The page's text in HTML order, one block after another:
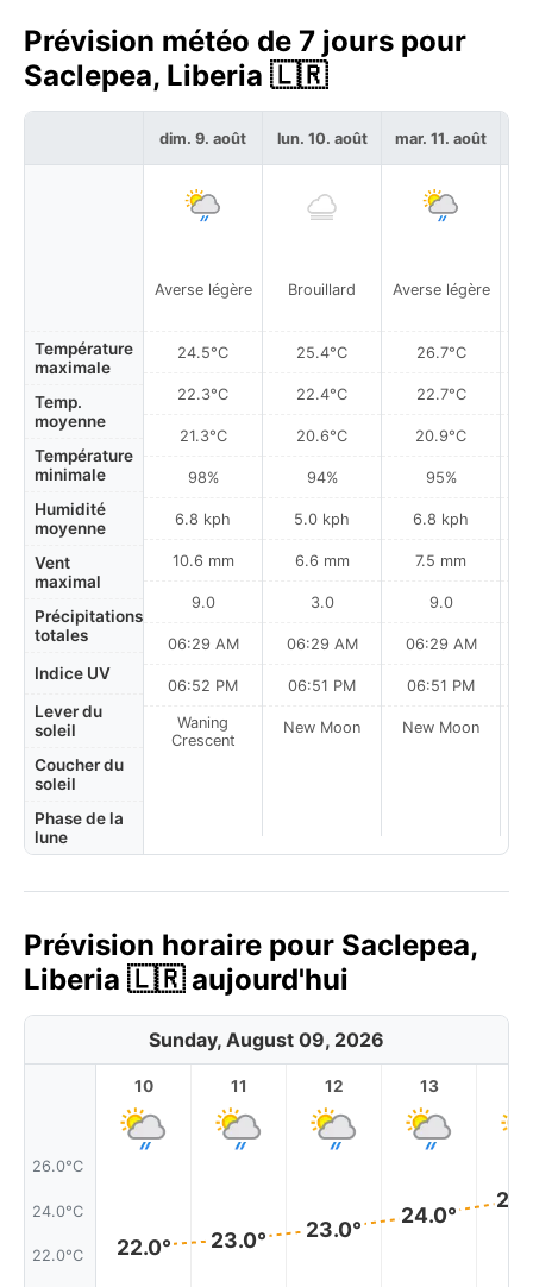
Prévision météo de 7 jours pour
Saclepea, Liberia 🇱🇷
Température
maximale
Temp.
moyenne
Température
minimale
Humidité
moyenne
Vent
maximal
Précipitations
totales
Indice UV
Lever du
soleil
Coucher du
soleil
Phase de la
lune
dim. 9. août
Averse légère
24.5°C
22.3°C
21.3°C
98%
6.8 kph
10.6 mm
9.0
06:29 AM
06:52 PM
Waning
Crescent
lun. 10. août
Brouillard
25.4°C
22.4°C
20.6°C
94%
5.0 kph
6.6 mm
3.0
06:29 AM
06:51 PM
New Moon
mar. 11. août
Averse légère
26.7°C
22.7°C
20.9°C
95%
6.8 kph
7.5 mm
9.0
06:29 AM
06:51 PM
New Moon
Prévision horaire pour Saclepea,
Liberia 🇱🇷 aujourd'hui
Sunday, August 09, 2026
26.0°C
24.0°C
22.0°C
10
22.0°
11
23.0°
12
23.0°
13
24.0°